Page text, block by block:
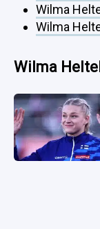
Wilma
Wilma
Wilma